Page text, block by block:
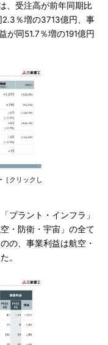
、受注高が前年同期比
％増の3713億円、事
が同51.7％増の191億円
クリックし
プラント・インフラ」
・防衛・宇宙」の全て
の、事業利益は航空・
。